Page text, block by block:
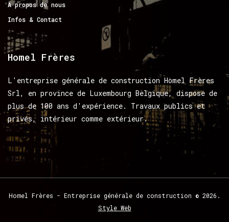
A propos de nous
Infos & Contact
Homel Frères
L'entreprise générale de construction Homel Frères
Srl, en province de Luxembourg Belgique, dispose de
plus de 100 ans d'expérience. Travaux publics et
privés, intérieur comme extérieur.
Homel Frères - Entreprise générale de construction © 2026.
Style Web